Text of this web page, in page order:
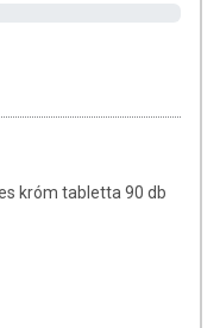
formában tartalmaznak
eltérő lehet, jelölésük,
vegyes étrendet és az
betegségeket! A termék
Betegség esetén
a készítményt, ha az
króm tabletta 90 db